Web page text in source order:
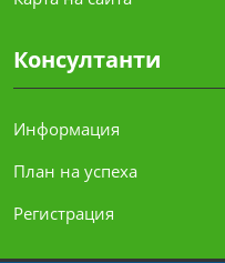
Консултанти
Информация
План на успеха
Регистрация